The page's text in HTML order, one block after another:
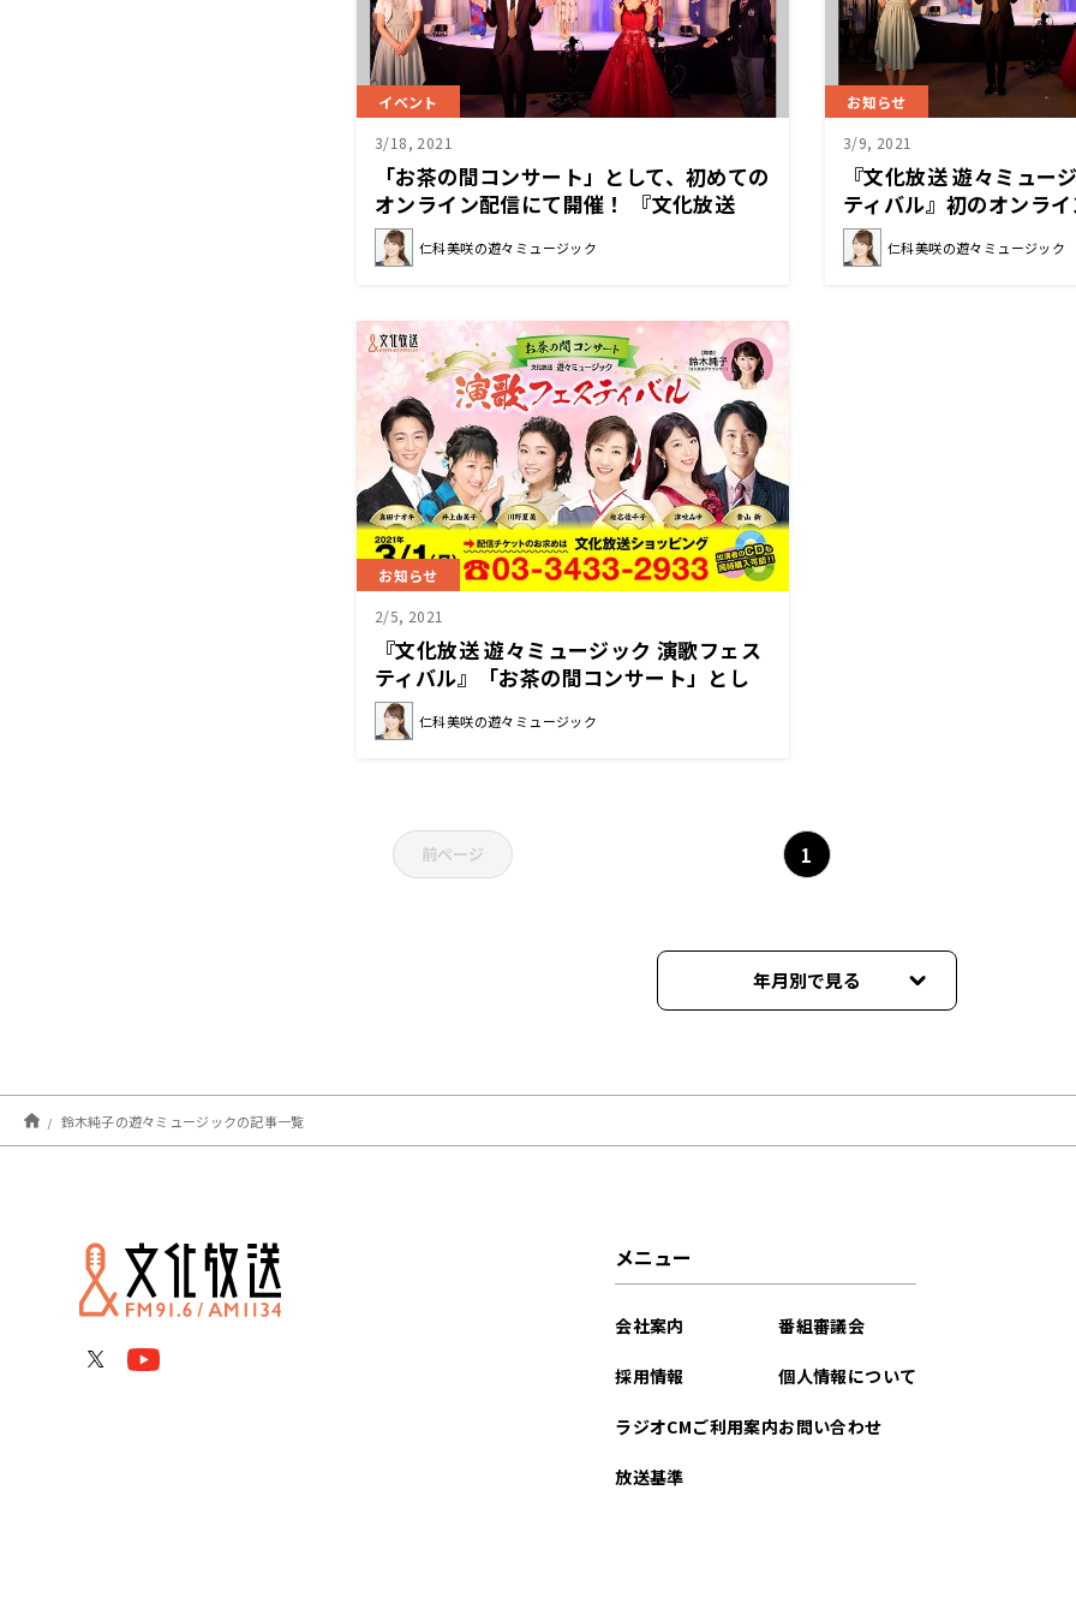
イベント
3/18, 2021
「お茶の間コンサート」として、初めての
オンライン配信にて開催！ 『文化放送
遊々ミュージック 演歌フェスティバル』
仁科美咲の遊々ミュージック
お知らせ
3/9, 2021
『文化放送 遊々ミュー
ティバル』初のオンラ
コンサート」開催！
仁科美咲の遊々ミュージック
お知らせ
2/5, 2021
『文化放送 遊々ミュージック 演歌フェス
ティバル』「お茶の間コンサート」とし
て、初めてのオンライン配信決定！
仁科美咲の遊々ミュージック
前ページ 1
年月別で見る
鈴木純子の遊々ミュージックの記事一覧
メニュー
会社案内
採用情報
ラジオCMご利用案内
放送基準
番組審議会
個人情報について
お問い合わせ